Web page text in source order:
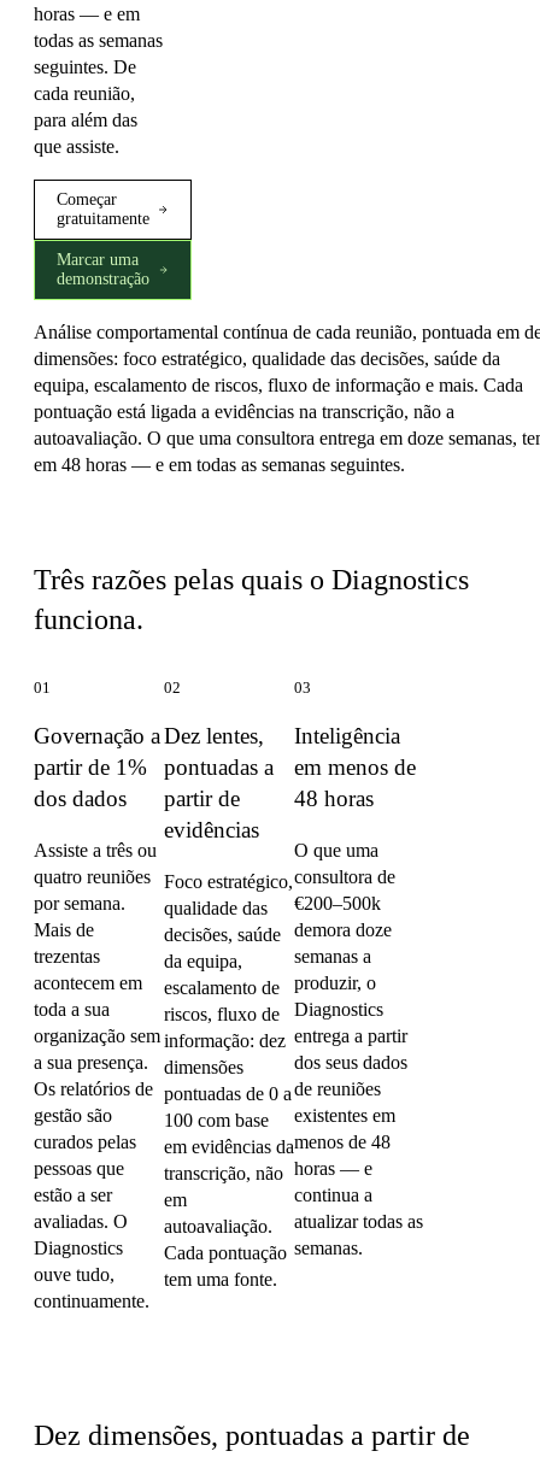
horas — e em
todas as semanas
seguintes. De
cada reunião,
para além das
que assiste.
Começar
gratuitamente
Marcar uma
demonstração
Análise comportamental contínua de cada reunião, pontuada em
dimensões: foco estratégico, qualidade das decisões, saúde da
equipa, escalamento de riscos, fluxo de informação e mais. Cada
pontuação está ligada a evidências na transcrição, não a
autoavaliação. O que uma consultora entrega em doze semanas,
em 48 horas — e em todas as semanas seguintes.
Três razões pelas quais o Diagnostics
funciona.
01
Governação a
partir de 1%
dos dados
Assiste a três ou
quatro reuniões
por semana.
Mais de
trezentas
acontecem em
toda a sua
organização sem
a sua presença.
Os relatórios de
gestão são
curados pelas
pessoas que
estão a ser
avaliadas. O
Diagnostics
ouve tudo,
continuamente.
02
Dez lentes,
pontuadas a
partir de
evidências
Foco estratégico,
qualidade das
decisões, saúde
da equipa,
escalamento de
riscos, fluxo de
informação: dez
dimensões
pontuadas de 0 a
100 com base
em evidências da
transcrição, não
em
autoavaliação.
Cada pontuação
tem uma fonte.
03
Inteligência
em menos de
48 horas
O que uma
consultora de
€200–500k
demora doze
semanas a
produzir, o
Diagnostics
entrega a partir
dos seus dados
de reuniões
existentes em
menos de 48
horas — e
continua a
atualizar todas as
semanas.
Dez dimensões, pontuadas a partir de